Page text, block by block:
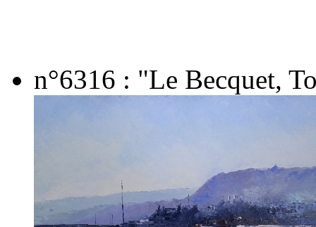
n°6316 : "Le Becquet,